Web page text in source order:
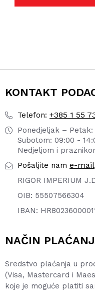
KONTAKT
Telefon: +385 1 55
Ponedjeljak –
Subotom: 09:00 -
Nedjeljom i
Pošaljite nam e-mail
RIGOR IMPERIUM
OIB: 55507566304
IBAN:
NAČIN
Sredstvo plaćanja u
(Visa, Mastercard i
koje je moguće platiti